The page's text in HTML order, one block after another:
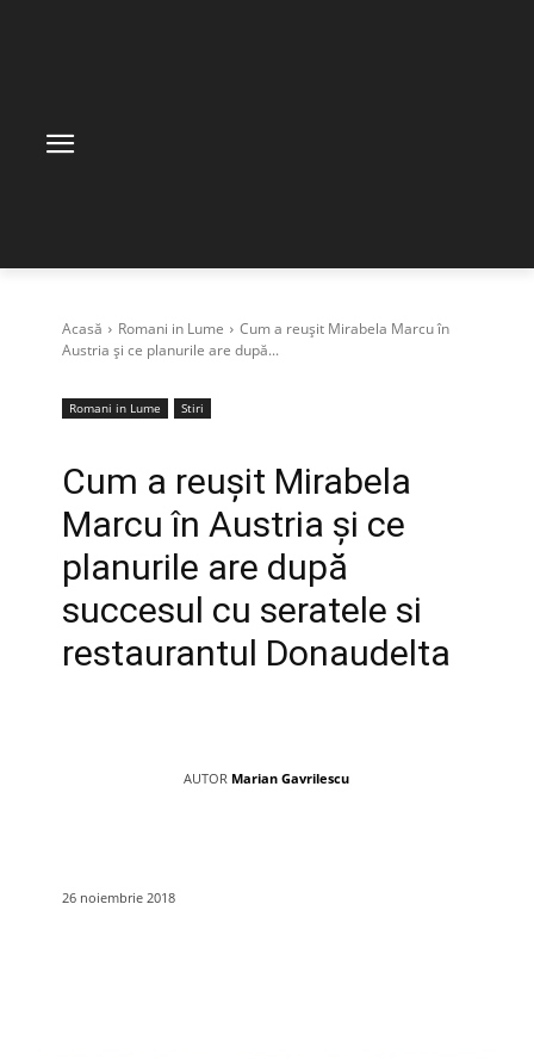
Acasă Romani in Lume
Cum a reușit Mirabela Marcu în
Austria și ce planurile are după...
Romani in Lume Stiri
Cum a reușit Mirabela
Marcu în Austria și ce
planurile are după
succesul cu seratele si
restaurantul Donaudelta
AUTOR Marian Gavrilescu
26 noiembrie 2018